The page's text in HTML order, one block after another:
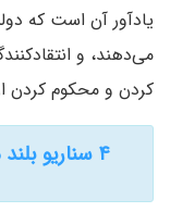
یادآور آن است که
می‌دهند، و
کردن و محکوم
۴ سناریو بلند مدت و احتمالی آینده بیت کوین